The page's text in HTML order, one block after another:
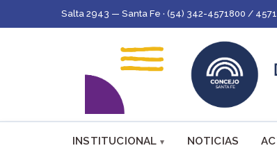
Salta 2943 — Santa Fe · (54) 342-4571800 /
INSTITUCIONAL NOTICIAS